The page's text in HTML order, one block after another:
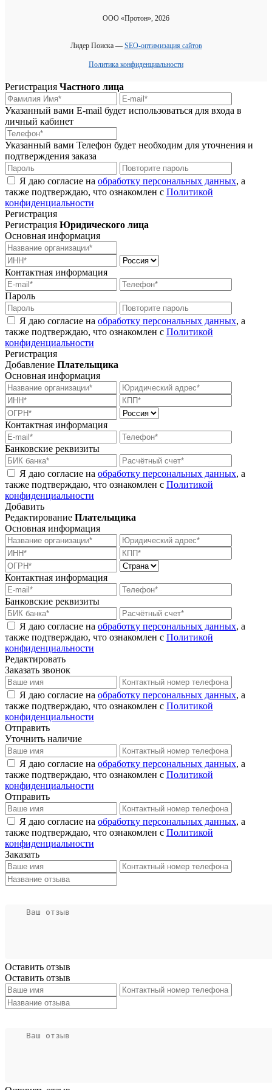
ООО «Протон», 2026
Лидер Поиска — SEO-оптимизация сайтов
Политика конфиденциальности
Регистрация Частного лица
Указанный вами E-mail будет использоваться для входа в
личный кабинет
Указанный вами Телефон будет необходим для уточнения и
подтверждения заказа
Я даю согласие на обработку персональных данных, а
также подтверждаю, что ознакомлен с Политикой
конфиденциальности
Регистрация
Регистрация Юридического лица
Основная информация
Контактная информация
Пароль
Я даю согласие на обработку персональных данных, а
также подтверждаю, что ознакомлен с Политикой
конфиденциальности
Регистрация
Добавление Плательщика
Основная информация
Контактная информация
Банковские реквизиты
Я даю согласие на обработку персональных данных, а
также подтверждаю, что ознакомлен с Политикой
конфиденциальности
Добавить
Редактирование Плательщика
Основная информация
Контактная информация
Банковские реквизиты
Я даю согласие на обработку персональных данных, а
также подтверждаю, что ознакомлен с Политикой
конфиденциальности
Редактировать
Заказать звонок
Я даю согласие на обработку персональных данных, а
также подтверждаю, что ознакомлен с Политикой
конфиденциальности
Отправить
Уточнить наличие
Я даю согласие на обработку персональных данных, а
также подтверждаю, что ознакомлен с Политикой
конфиденциальности
Отправить
Я даю согласие на обработку персональных данных, а
также подтверждаю, что ознакомлен с Политикой
конфиденциальности
Заказать
Оставить отзыв
Оставить отзыв